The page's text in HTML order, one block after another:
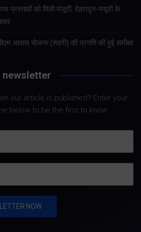
प्रस्तावों को मिली मंजूरी, देहरादून-मसूरी के
आवास योजना (शहरी) की प्रगति की हुई समीक्षा
newsletter
our article is published? Enter your
below to be the first to know.